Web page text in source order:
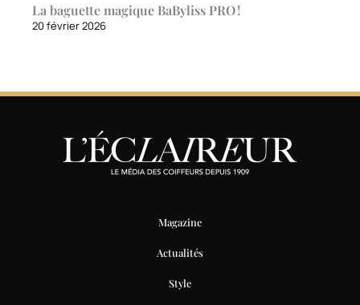
La baguette magique BaByliss PRO !
20 février 2026
Magazine
Actualités
Style